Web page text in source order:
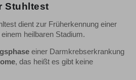
Stuhltest
dient zur Früherkennung einer
heilbaren Stadium.
einer Darmkrebserkrankung
, das heißt es gibt keine